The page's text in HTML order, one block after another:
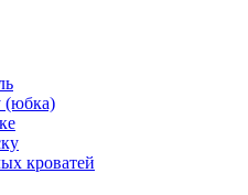
(юбка)
кроватей